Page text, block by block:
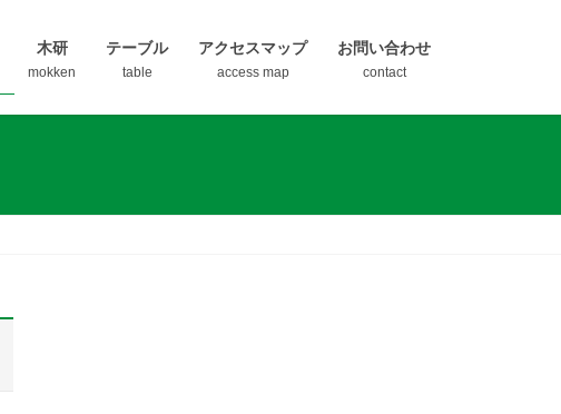
木研
mokken
テーブル
table
アクセスマップ
access map
お問い合わせ
contact